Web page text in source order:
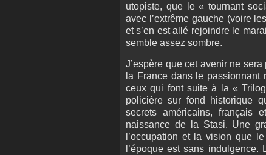
utopiste, que le « tournant
avec l’extrême gauche (voire
et s’en est allé rejoindre le
semble assez sombre.
J’espère que cet avenir ne
la France dans le
ceux qui font suite à la «
policière sur fond historique
secrets américains, français
naissance de la Stasi. Une
l’occupation et la vision que
l’époque est sans